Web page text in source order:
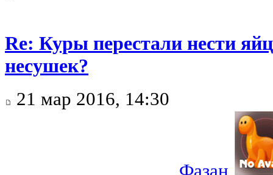
Re: Куры перестали нести
несушек?
21 мар 2016, 14:30
Фазан